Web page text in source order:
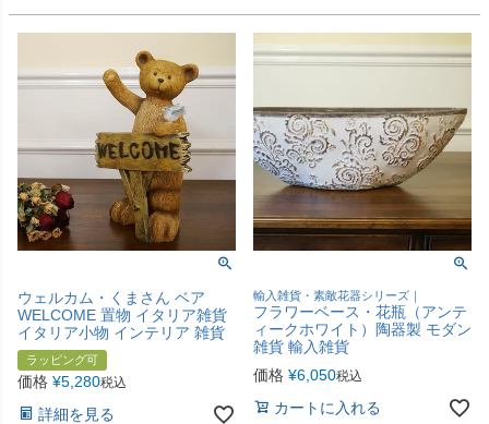
ウェルカム・くまさん ベア
WELCOME 置物 イタリア雑貨
イタリア小物 インテリア 雑貨
ラッピング可
価格 ¥5,280税込
詳細を見る
輸入雑貨・素敵花器シリーズ｜
フラワーベース・花瓶（アンテ
ィークホワイト）陶器製 モダン
雑貨 輸入雑貨
価格 ¥6,050税込
カートに入れる